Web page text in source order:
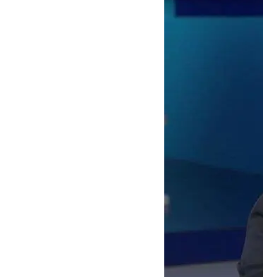
ACTUALIDAD
POLICIALES
ECONOMÍA